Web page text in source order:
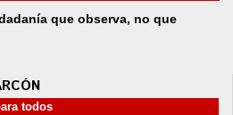
que observa, no que
todos